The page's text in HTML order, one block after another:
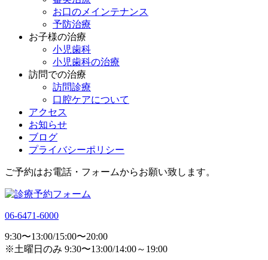
お口のメインテナンス
予防治療
お子様の治療
小児歯科
小児歯科の治療
訪問での治療
訪問診療
口腔ケアについて
アクセス
お知らせ
ブログ
プライバシーポリシー
ご予約はお電話・フォームからお願い致します。
06-6471-6000
9:30〜13:00/15:00〜20:00
※土曜日のみ 9:30〜13:00/14:00～19:00